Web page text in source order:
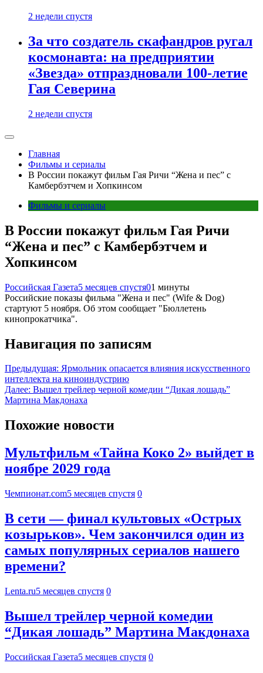
2 недели спустя
За что создатель скафандров ругал
космонавта: на предприятии
«Звезда» отпраздновали 100-летие
Гая Северина
2 недели спустя
Главная
Фильмы и сериалы
В России покажут фильм Гая Ричи “Жена и пес” с
Камбербэтчем и Хопкинсом
Фильмы и сериалы
В России покажут фильм Гая Ричи
“Жена и пес” с Камбербэтчем и
Хопкинсом
Российская Газета5 месяцев спустя01 минуты
Российские показы фильма "Жена и пес" (Wife & Dog)
стартуют 5 ноября. Об этом сообщает "Бюллетень
кинопрокатчика".
Навигация по записям
Предыдущая: Ярмольник опасается влияния искусственного
интеллекта на киноиндустрию
Далее: Вышел трейлер черной комедии “Дикая лошадь”
Мартина Макдонаха
Похожие новости
Мультфильм «Тайна Коко 2» выйдет в
ноябре 2029 года
Чемпионат.com5 месяцев спустя 0
В сети — финал культовых «Острых
козырьков». Чем закончился один из
самых популярных сериалов нашего
времени?
Lenta.ru5 месяцев спустя 0
Вышел трейлер черной комедии
“Дикая лошадь” Мартина Макдонаха
Российская Газета5 месяцев спустя 0